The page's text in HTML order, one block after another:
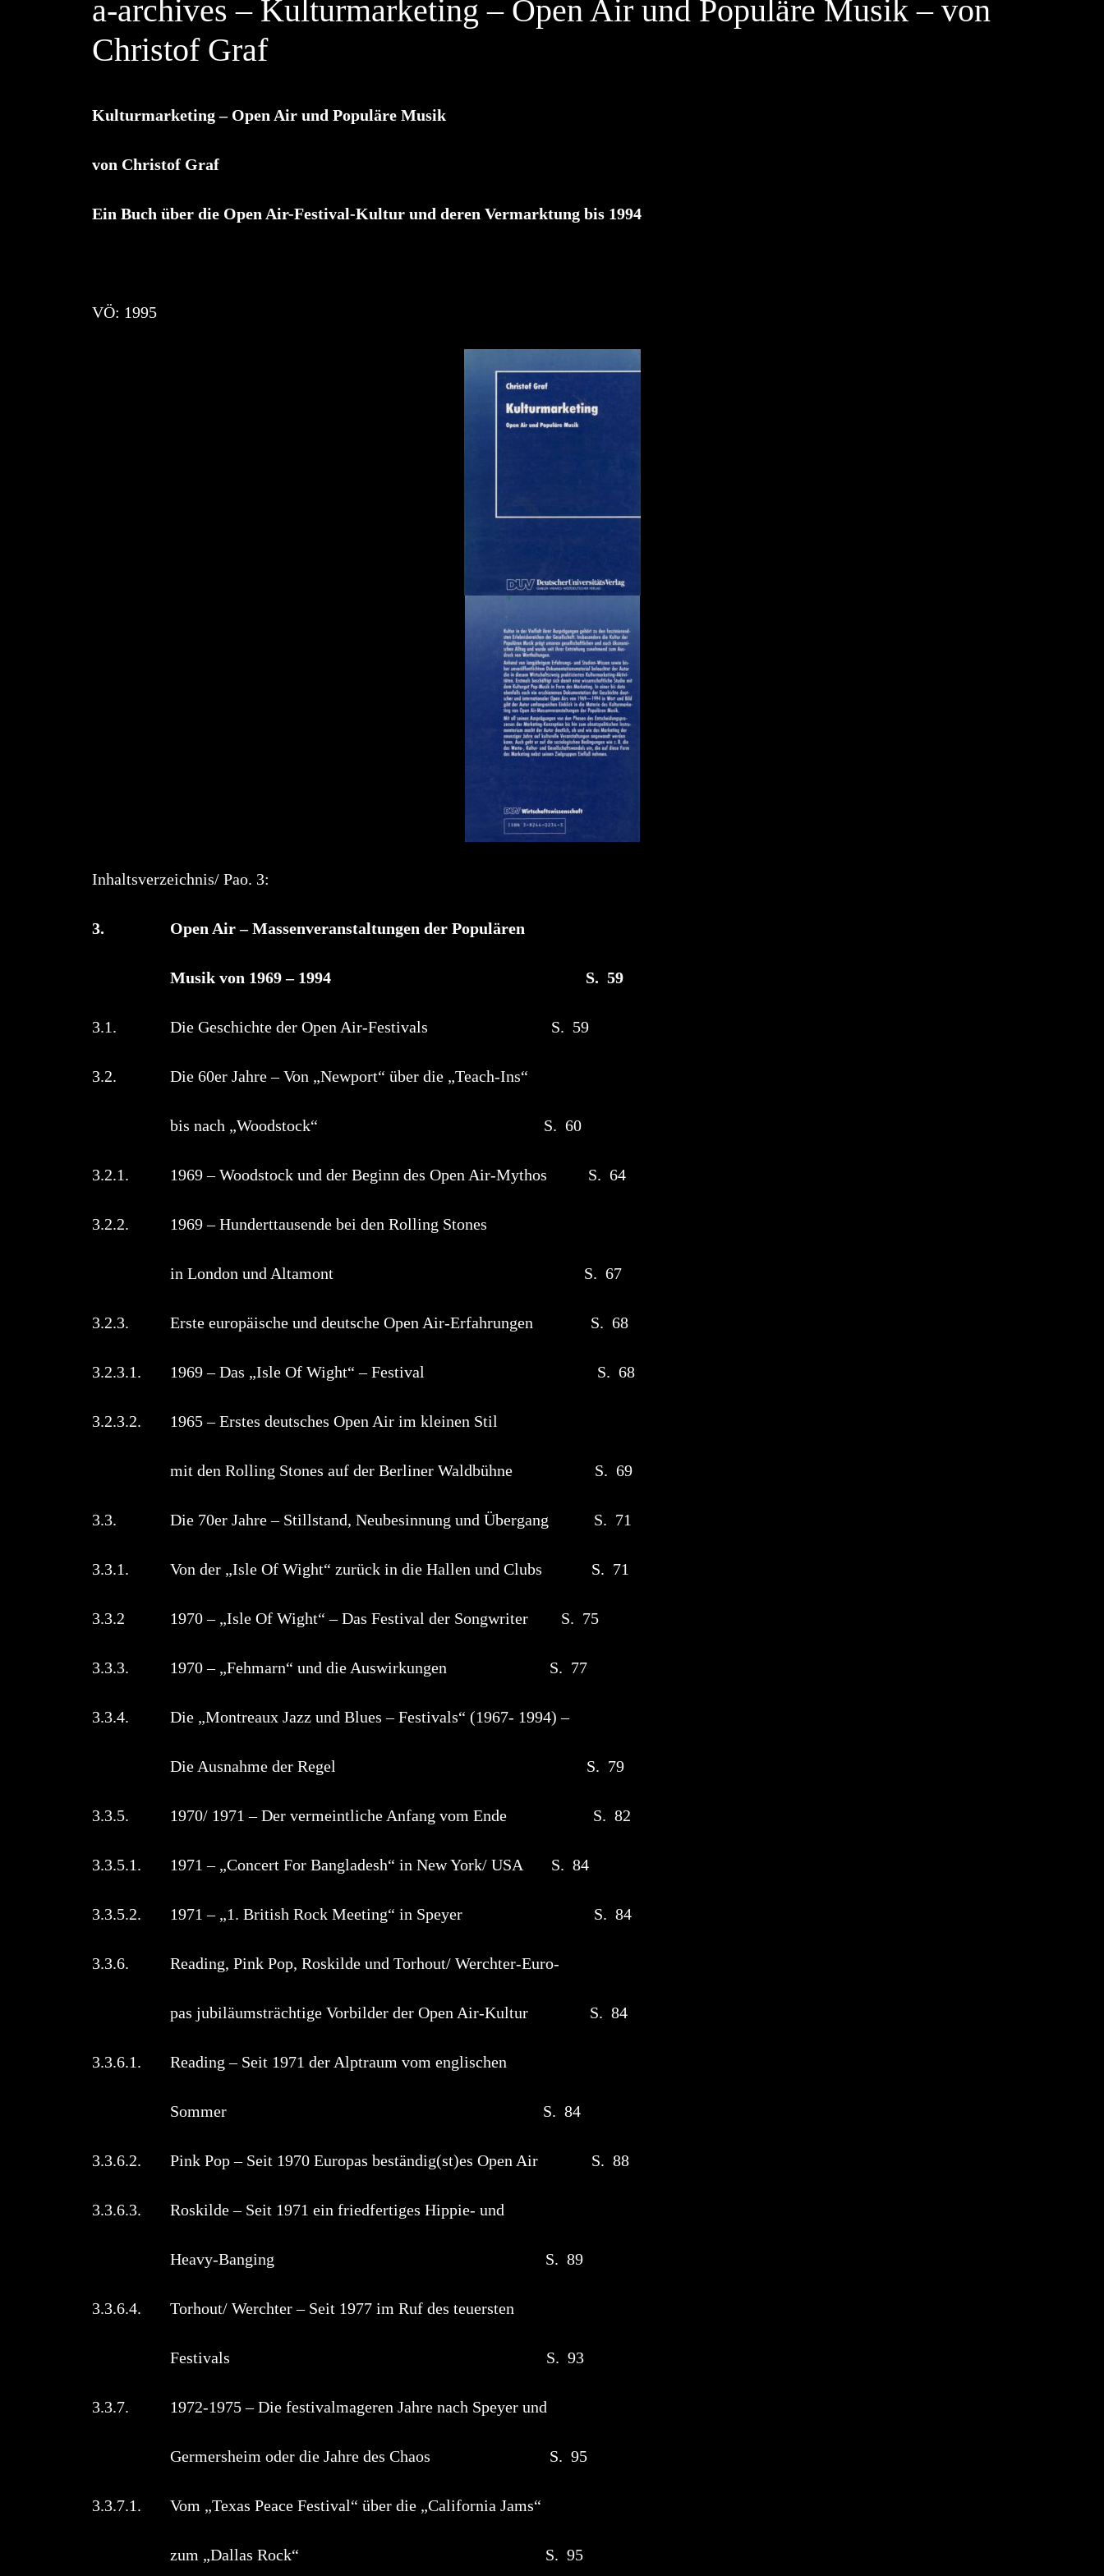
a-archives – Kulturmarketing – Open Air und Populäre Musik – von
Christof Graf
Kulturmarketing – Open Air und Populäre Musik
von Christof Graf
Ein Buch über die Open Air-Festival-Kultur und deren Vermarktung bis 1994
VÖ: 1995
Inhaltsverzeichnis/ Pao. 3:
3. Open Air – Massenveranstaltungen der Populären
Musik von 1969 – 1994 S. 59
3.1. Die Geschichte der Open Air-Festivals S. 59
3.2. Die 60er Jahre – Von „Newport“ über die „Teach-Ins“
bis nach „Woodstock“ S. 60
3.2.1. 1969 – Woodstock und der Beginn des Open Air-Mythos S. 64
3.2.2. 1969 – Hunderttausende bei den Rolling Stones
in London und Altamont S. 67
3.2.3. Erste europäische und deutsche Open Air-Erfahrungen S. 68
3.2.3.1. 1969 – Das „Isle Of Wight“ – Festival S. 68
3.2.3.2. 1965 – Erstes deutsches Open Air im kleinen Stil
mit den Rolling Stones auf der Berliner Waldbühne S. 69
3.3. Die 70er Jahre – Stillstand, Neubesinnung und Übergang S. 71
3.3.1. Von der „Isle Of Wight“ zurück in die Hallen und Clubs S. 71
3.3.2 1970 – „Isle Of Wight“ – Das Festival der Songwriter S. 75
3.3.3. 1970 – „Fehmarn“ und die Auswirkungen S. 77
3.3.4. Die „Montreaux Jazz und Blues – Festivals“ (1967- 1994) –
Die Ausnahme der Regel S. 79
3.3.5. 1970/ 1971 – Der vermeintliche Anfang vom Ende S. 82
3.3.5.1. 1971 – „Concert For Bangladesh“ in New York/ USA S. 84
3.3.5.2. 1971 – „1. British Rock Meeting“ in Speyer S. 84
3.3.6. Reading, Pink Pop, Roskilde und Torhout/ Werchter-Euro-
pas jubiläumsträchtige Vorbilder der Open Air-Kultur S. 84
3.3.6.1. Reading – Seit 1971 der Alptraum vom englischen
Sommer S. 84
3.3.6.2. Pink Pop – Seit 1970 Europas beständig(st)es Open Air S. 88
3.3.6.3. Roskilde – Seit 1971 ein friedfertiges Hippie- und
Heavy-Banging S. 89
3.3.6.4. Torhout/ Werchter – Seit 1977 im Ruf des teuersten
Festivals S. 93
3.3.7. 1972-1975 – Die festivalmageren Jahre nach Speyer und
Germersheim oder die Jahre des Chaos S. 95
3.3.7.1. Vom „Texas Peace Festival“ über die „California Jams“
zum „Dallas Rock“ S. 95